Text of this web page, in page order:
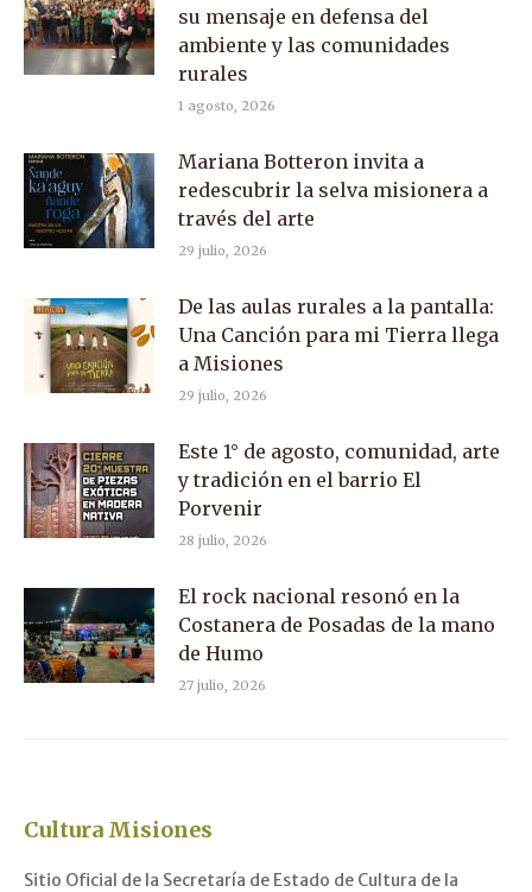
su mensaje en defensa del
ambiente y las comunidades
rurales
1 agosto, 2026
Mariana Botteron invita a
redescubrir la selva misionera a
través del arte
29 julio, 2026
De las aulas rurales a la pantalla:
Una Canción para mi Tierra llega
a Misiones
29 julio, 2026
Este 1° de agosto, comunidad, arte
y tradición en el barrio El
Porvenir
28 julio, 2026
El rock nacional resonó en la
Costanera de Posadas de la mano
de Humo
27 julio, 2026
Cultura Misiones
Sitio Oficial de la Secretaría de Estado de Cultura de la